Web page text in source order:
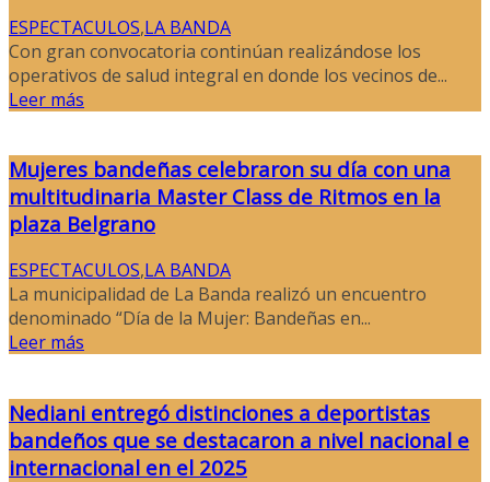
ESPECTACULOS,LA BANDA
Con gran convocatoria continúan realizándose los
operativos de salud integral en donde los vecinos de...
Leer más
Mujeres bandeñas celebraron su día con una
multitudinaria Master Class de Ritmos en la
plaza Belgrano
ESPECTACULOS,LA BANDA
La municipalidad de La Banda realizó un encuentro
denominado “Día de la Mujer: Bandeñas en...
Leer más
Nediani entregó distinciones a deportistas
bandeños que se destacaron a nivel nacional e
internacional en el 2025